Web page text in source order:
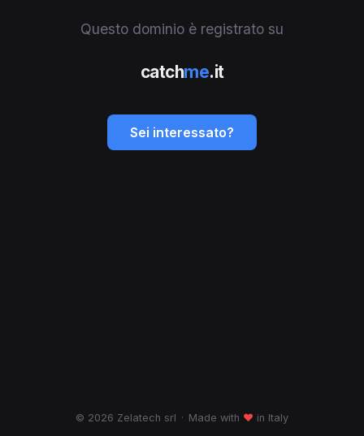
Questo dominio è registrato su
catchme.it
Sei interessato?
© 2026 Zelatech srl · Made with ♥ in Italy